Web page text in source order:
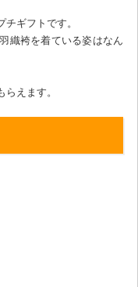
ギフトです。
織袴を着ている姿はなん
えます。